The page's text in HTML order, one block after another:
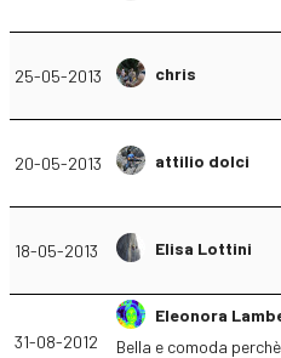
25-05-2013 chris
20-05-2013 attilio dolci
18-05-2013 Elisa Lottini
31-08-2012
Eleonora
Bella e comoda